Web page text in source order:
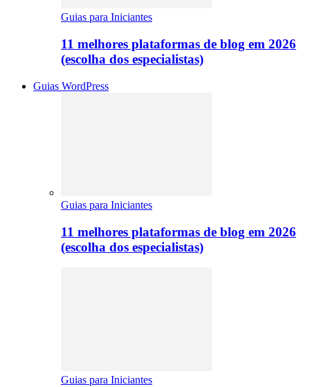
Guias para Iniciantes
11 melhores plataformas de blog em 2026
(escolha dos especialistas)
Guias WordPress
Guias para Iniciantes
11 melhores plataformas de blog em 2026
(escolha dos especialistas)
Guias para Iniciantes